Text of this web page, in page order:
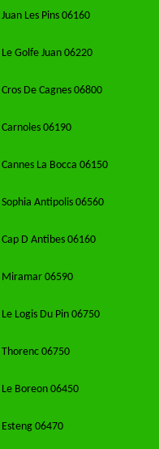
Les Pins 06160
Golfe Juan 06220
De Cagnes 06800
06190
La Bocca 06150
Antipolis 06560
D Antibes 06160
06590
Logis Du Pin 06750
06750
Boreon 06450
06470